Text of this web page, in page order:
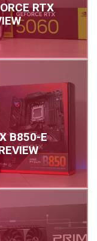
RTX
B850-E